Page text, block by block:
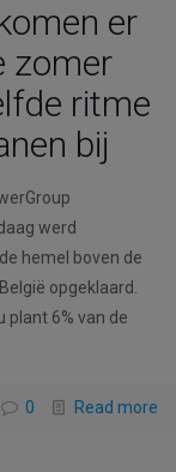
er
zomer
ritme
bij
werd
hemel boven de
opgeklaard.
plant 6% van de
0 Read more